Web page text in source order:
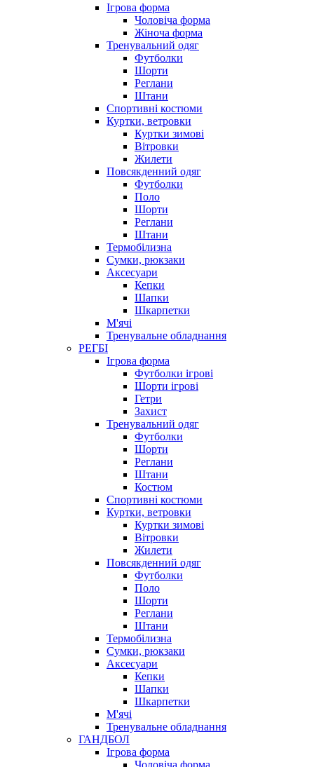
Ігрова форма
Чоловіча форма
Жіноча форма
Тренувальний одяг
Футболки
Шорти
Реглани
Штани
Спортивні костюми
Куртки, ветровки
Куртки зимові
Вітровки
Жилети
Повсякденний одяг
Футболки
Поло
Шорти
Реглани
Штани
Термобілизна
Сумки, рюкзаки
Аксесуари
Кепки
Шапки
Шкарпетки
М'ячі
Тренувальне обладнання
РЕГБІ
Ігрова форма
Футболки ігрові
Шорти ігрові
Гетри
Захист
Тренувальний одяг
Футболки
Шорти
Реглани
Штани
Костюм
Спортивні костюми
Куртки, ветровки
Куртки зимові
Вітровки
Жилети
Повсякденний одяг
Футболки
Поло
Шорти
Реглани
Штани
Термобілизна
Сумки, рюкзаки
Аксесуари
Кепки
Шапки
Шкарпетки
М'ячі
Тренувальне обладнання
ГАНДБОЛ
Ігрова форма
Чоловіча форма